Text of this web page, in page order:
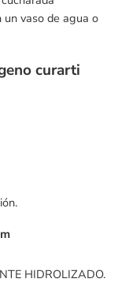
vaso de agua o
curarti
HIDROLIZADO.